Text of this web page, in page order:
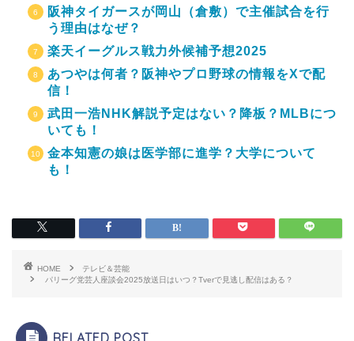
阪神タイガースが岡山（倉敷）で主催試合を行
う理由はなぜ？
楽天イーグルス戦力外候補予想2025
あつやは何者？阪神やプロ野球の情報をXで配
信！
武田一浩NHK解説予定はない？降板？MLBにつ
いても！
金本知憲の娘は医学部に進学？大学について
も！
HOME
テレビ＆芸能
パリーグ党芸人座談会2025放送日はいつ？Tverで見逃し配信はある？
RELATED POST